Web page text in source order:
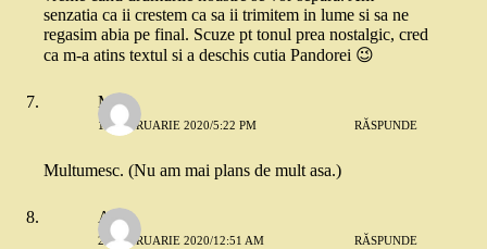
senzatia ca ii crestem ca sa ii trimitem in lume si sa ne
regasim abia pe final. Scuze pt tonul prea nostalgic, cred
ca m-a atins textul si a deschis cutia Pandorei 😉
M
19 FEBRUARIE 2020/5:22 PM RĂSPUNDE
Multumesc. (Nu am mai plans de mult asa.)
Ana
27 FEBRUARIE 2020/12:51 AM RĂSPUNDE